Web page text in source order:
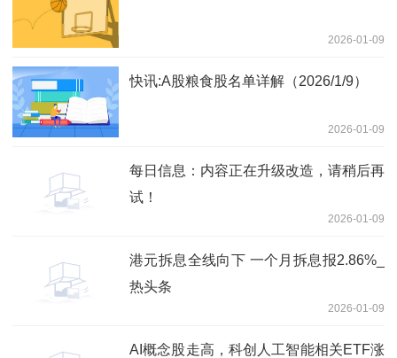
2026-01-09
快讯:A股粮食股名单详解（2026/1/9）
2026-01-09
每日信息：内容正在升级改造，请稍后再
试！
2026-01-09
港元拆息全线向下 一个月拆息报2.86%_
热头条
2026-01-09
AI概念股走高，科创人工智能相关ETF涨